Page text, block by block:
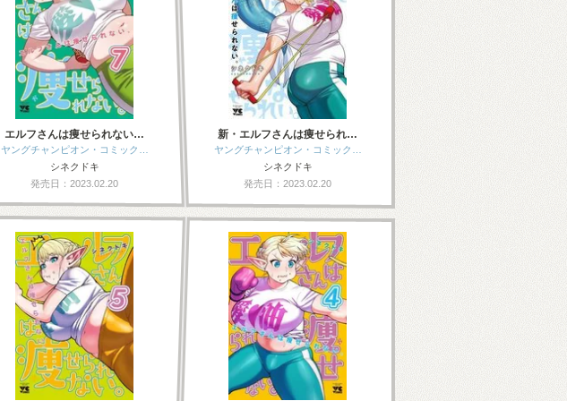
エルフさんは痩せられない…
ヤングチャンピオン・コミック…
シネクドキ
発売日：2023.02.20
新・エルフさんは痩せられ…
ヤングチャンピオン・コミック…
シネクドキ
発売日：2023.02.20